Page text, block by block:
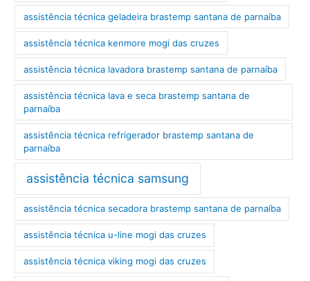
assistência técnica geladeira brastemp santana de parnaíba
assistência técnica kenmore mogi das cruzes
assistência técnica lavadora brastemp santana de parnaíba
assistência técnica lava e seca brastemp santana de
parnaíba
assistência técnica refrigerador brastemp santana de
parnaíba
assistência técnica samsung
assistência técnica secadora brastemp santana de parnaíba
assistência técnica u-line mogi das cruzes
assistência técnica viking mogi das cruzes